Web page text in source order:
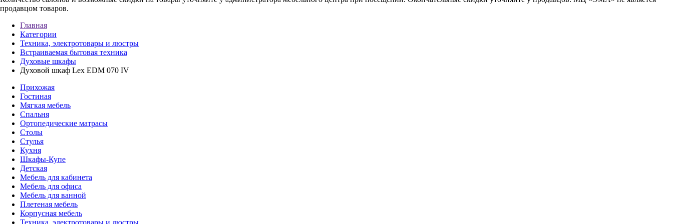
продавцом товаров.
Главная
Категории
Техника, электротовары и люстры
Встраиваемая бытовая техника
Духовые шкафы
Духовой шкаф Lex EDM 070 IV
Прихожая
Гостиная
Мягкая мебель
Спальня
Ортопедические матрасы
Столы
Стулья
Кухня
Шкафы-Купе
Детская
Мебель для кабинета
Мебель для офиса
Мебель для ванной
Плетеная мебель
Корпусная мебель
Техника, электротовары и люстры